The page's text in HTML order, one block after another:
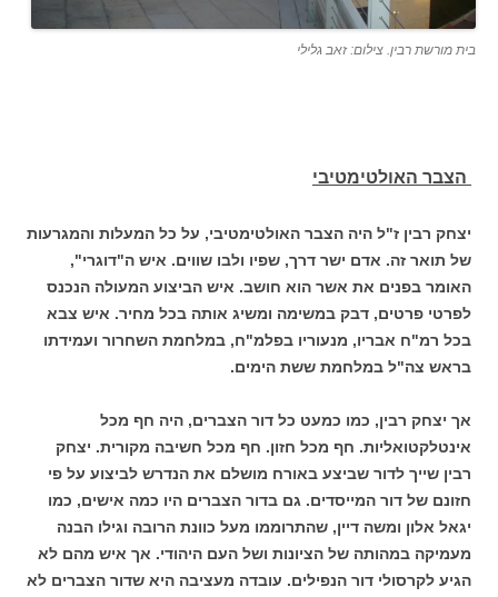
בית מורשת רבין. צילום: זאב גלילי
הצבר האולטימטיבי
יצחק רבין ז"ל היה הצבר האולטימטיבי, על כל המעלות והמגרעות
של תואר זה. אדם ישר דרך, שפיו ולבו שווים. איש ה"דוגרי",
האומר בפנים את אשר הוא חושב. איש הביצוע המעולה הנכנס
לפרטי פרטים, דבק במשימה ומשיג אותה בכל מחיר. איש צבא
בכל רמ"ח אבריו, מנעוריו בפלמ"ח, במלחמת השחרור ועמידתו
בראש צה"ל במלחמת ששת הימים.
אך יצחק רבין, כמו כמעט כל דור הצברים, היה חף מכל
אינטלקטואליות. חף מכל חזון. חף מכל חשיבה מקורית. יצחק
רבין שייך לדור שביצע באורח מושלם את הנדרש לביצוע על פי
חזונם של דור המייסדים. גם בדור הצברים היו כמה אישים, כמו
יגאל אלון ומשה דיין, שהתרוממו מעל כוונת הרובה וגילו הבנה
מעמיקה במהותה של הציונות ושל העם היהודי. אך איש מהם לא
הגיע לקרסולי דור הנפילים. עובדה מעציבה היא שדור הצברים לא